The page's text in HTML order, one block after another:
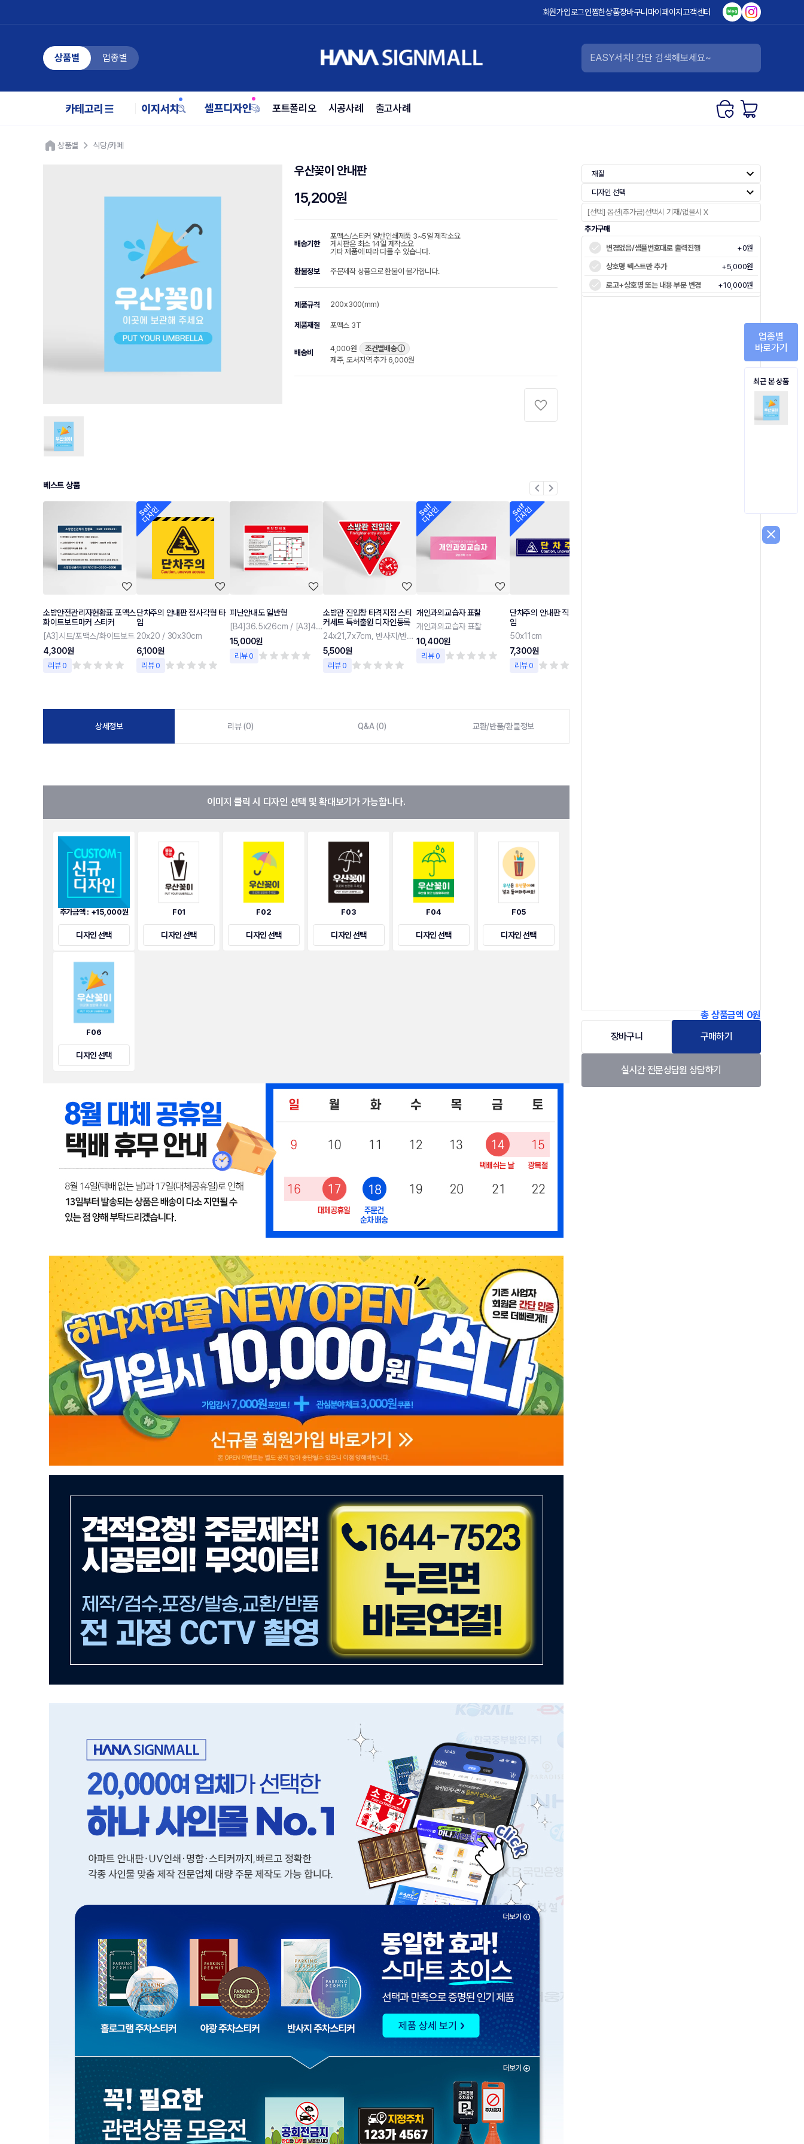
회원가입로그인찜한상품장바구니 마이페이지고객센터
상품별 업종별
포트폴리오 시공사례 출고사례
상품별 식당/카페
우산꽂이 안내판
15,200원
배송기한
포맥스/스티커 일반인쇄제품 3~5일 제작소요
게시판은 최소 14일 제작소요
기타 제품에 따라 다를 수 있습니다.
환불정보 주문제작 상품으로 환불이 불가합니다.
제품규격 200x300(mm)
제품재질 포맥스 3T
배송비 4,000원 조건별배송ⓘ
제주, 도서지역 추가 6,000원
베스트 상품
소방안전관리자현황표 포맥스
화이트보드마커 스티커
[A3]시트/포맥스/화이트보드
4,300원
리뷰 0
단차주의 안내판 정사각형 타
입
20x20 / 30x30cm
6,100원
리뷰 0
피난안내도 일반형
[B4]36.5x26cm / [A3]42x30cm
15,000원
리뷰 0
소방관 진입창 타격지점 스티
커세트 특허출원 디자인등록
24x21,7x7cm, 반사지/반사지+야광 스티커
5,500원
리뷰 0
개인과외교습자 표찰
개인과외교습자 표찰
10,400원
리뷰 0
단차주의 안내판 직사각형 타
입
50x11cm
7,300원
리뷰 0
chevron_left chevron_right
상세정보 리뷰 (0) Q&A (0) 교환/반품/환불정보
이미지 클릭 시 디자인 선택 및 확대보기가 가능합니다.
추가금액 : +15,000원
디자인 선택
F01
디자인 선택
F02
디자인 선택
F03
디자인 선택
F04
디자인 선택
F05
디자인 선택
F06
디자인 선택
재질
디자인 선택
추가구매
변경없음/샘플번호대로 출력진행 +0원
상호명 텍스트만 추가 +5,000원
로고+상호명 또는 내용 부분 변경 +10,000원
총 상품금액 0원
장바구니
구매하기
실시간 전문상담원 상담하기
업종별
바로가기
최근 본 상품
close